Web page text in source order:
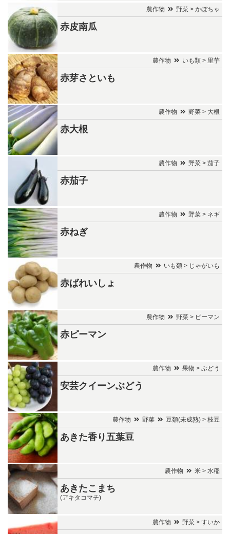
農作物 野菜 > かぼちゃ
赤皮南瓜
農作物 いも類 > 里芋
赤芽さといも
農作物 野菜 > 大根
赤大根
農作物 野菜 > 茄子
赤茄子
農作物 野菜 > ネギ
赤ねぎ
農作物 いも類 > じゃがいも
赤ばれいしょ
農作物 野菜 > ピーマン
赤ピーマン
農作物 果物 > ぶどう
安芸クイーンぶどう
農作物 野菜 豆類(未成熟) > 枝豆
あきた香り五葉豆
農作物 米 > 水稲
あきたこまち
(アキタコマチ)
農作物 野菜 > すいか